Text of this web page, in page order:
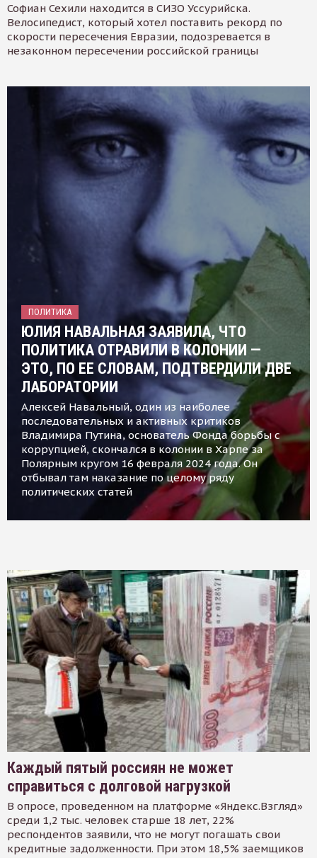
Софиан Сехили находится в СИЗО Уссурийска.
Велосипедист, который хотел поставить рекорд по
скорости пересечения Евразии, подозревается в
незаконном пересечении российской границы
ПОЛИТИКА
ЮЛИЯ НАВАЛЬНАЯ ЗАЯВИЛА, ЧТО
ПОЛИТИКА ОТРАВИЛИ В КОЛОНИИ —
ЭТО, ПО ЕЕ СЛОВАМ, ПОДТВЕРДИЛИ ДВЕ
ЛАБОРАТОРИИ
Алексей Навальный, один из наиболее
последовательных и активных критиков
Владимира Путина, основатель Фонда борьбы с
коррупцией, скончался в колонии в Харпе за
Полярным кругом 16 февраля 2024 года. Он
отбывал там наказание по целому ряду
политических статей
Каждый пятый россиян не может
справиться с долговой нагрузкой
В опросе, проведенном на платформе «Яндекс.Взгляд»
среди 1,2 тыс. человек старше 18 лет, 22%
респондентов заявили, что не могут погашать свои
кредитные задолженности. При этом 18,5% заемщиков